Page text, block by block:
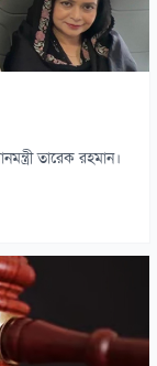
তারেক রহমান।